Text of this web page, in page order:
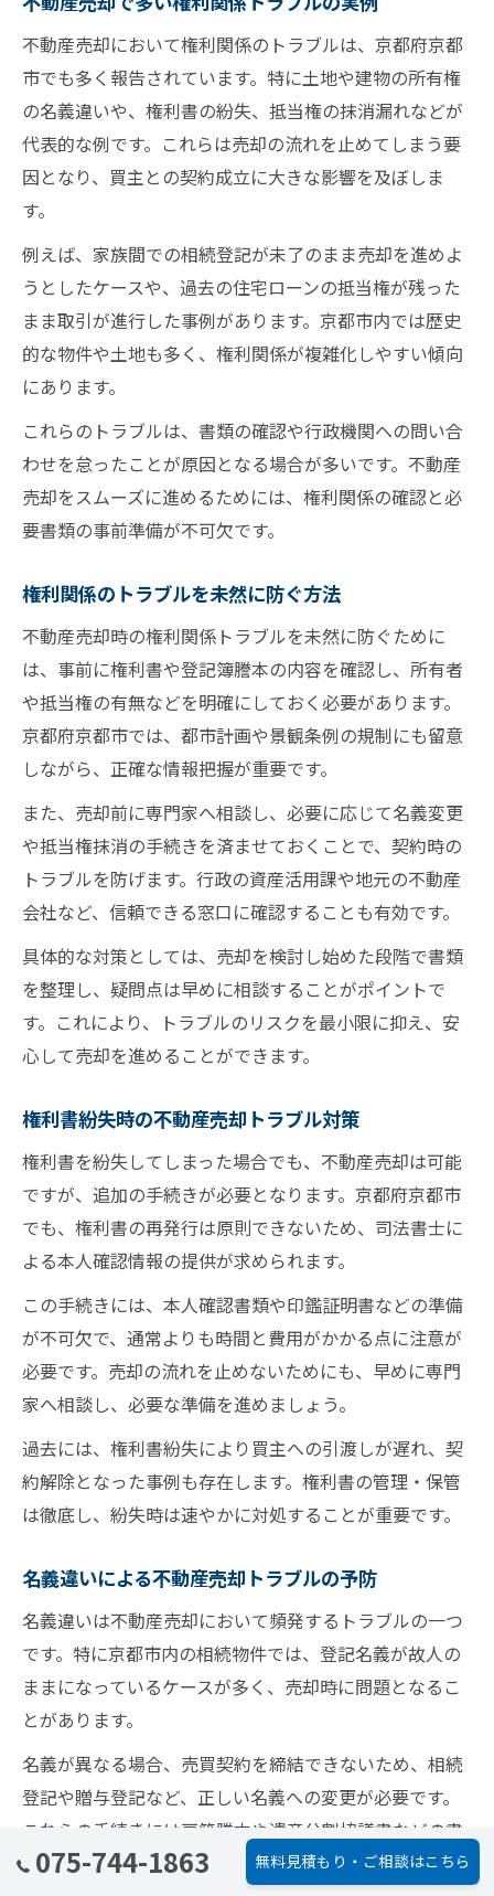
不動産売却において権利関係のトラブルは、京都府京都
市でも多く報告されています。特に土地や建物の所有権
の名義違いや、権利書の紛失、抵当権の抹消漏れなどが
代表的な例です。これらは売却の流れを止めてしまう要
因となり、買主との契約成立に大きな影響を及ぼしま
す。
例えば、家族間での相続登記が未了のまま売却を進めよ
うとしたケースや、過去の住宅ローンの抵当権が残った
まま取引が進行した事例があります。京都市内では歴史
的な物件や土地も多く、権利関係が複雑化しやすい傾向
にあります。
これらのトラブルは、書類の確認や行政機関への問い合
わせを怠ったことが原因となる場合が多いです。不動産
売却をスムーズに進めるためには、権利関係の確認と必
要書類の事前準備が不可欠です。
権利関係のトラブルを未然に防ぐ方法
不動産売却時の権利関係トラブルを未然に防ぐために
は、事前に権利書や登記簿謄本の内容を確認し、所有者
や抵当権の有無などを明確にしておく必要があります。
京都府京都市では、都市計画や景観条例の規制にも留意
しながら、正確な情報把握が重要です。
また、売却前に専門家へ相談し、必要に応じて名義変更
や抵当権抹消の手続きを済ませておくことで、契約時の
トラブルを防げます。行政の資産活用課や地元の不動産
会社など、信頼できる窓口に確認することも有効です。
具体的な対策としては、売却を検討し始めた段階で書類
を整理し、疑問点は早めに相談することがポイントで
す。これにより、トラブルのリスクを最小限に抑え、安
心して売却を進めることができます。
権利書紛失時の不動産売却トラブル対策
権利書を紛失してしまった場合でも、不動産売却は可能
ですが、追加の手続きが必要となります。京都府京都市
でも、権利書の再発行は原則できないため、司法書士に
よる本人確認情報の提供が求められます。
この手続きには、本人確認書類や印鑑証明書などの準備
が不可欠で、通常よりも時間と費用がかかる点に注意が
必要です。売却の流れを止めないためにも、早めに専門
家へ相談し、必要な準備を進めましょう。
過去には、権利書紛失により買主への引渡しが遅れ、契
約解除となった事例も存在します。権利書の管理・保管
は徹底し、紛失時は速やかに対処することが重要です。
名義違いによる不動産売却トラブルの予防
名義違いは不動産売却において頻発するトラブルの一つ
です。特に京都市内の相続物件では、登記名義が故人の
ままになっているケースが多く、売却時に問題となるこ
とがあります。
名義が異なる場合、売買契約を締結できないため、相続
登記や贈与登記など、正しい名義への変更が必要です。
これらの手続きには戸籍謄本や遺産分割協議書などの書
類が必要となり、手続きが長期化する場合もあります。
075-744-1863 無料見積もり・ご相談はこちら